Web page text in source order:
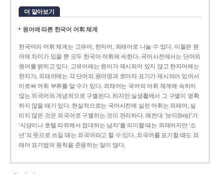
더 알아보기
원어에 따른 한국어 어휘 체계
한국어의 어휘 체계는 고유어, 한자어, 외래어로 나눌 수 있다. 이들은 원
어에 차이가 있을 뿐 모두 한국어 어휘에 속한다. 국어사전에서는 단어의
원어를 밝히고 있다. 고유어에는 원어가 제시되어 있지 않고 한자어에는
한자가, 외래어에는 각 단어의 원어명과 로마자 표기가 제시되어 있어서
이로써 어휘 부류를 알 수가 있다. 외래어는 국어의 어휘 체계에 속하지
않는 외국어와 개념적으로 구별된다. 하지만 실생활에서 그 구별이 명확
하지 않을 때가 있다. 현실적으로는 국어사전에 실린 어휘는 외래어, 실
리지 않은 것은 외국어로 구별하는 것이 편리하다. 예컨대 ‘보이(boy)’가
‘식당이나 호텔 따위에서 접대하는 남자’를 의미할 때는 외래어지만 ‘소
년’의 뜻으로 쓰일 때는 외국어라고 할 수 있다. 외국어를 표기할 때도 외
래어 표기법의 원칙을 준용하는 일이 많다.